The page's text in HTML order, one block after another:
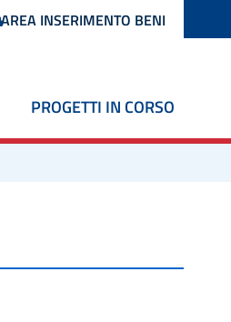
AREA INSERIMENTO BENI
PROGETTI IN CORSO